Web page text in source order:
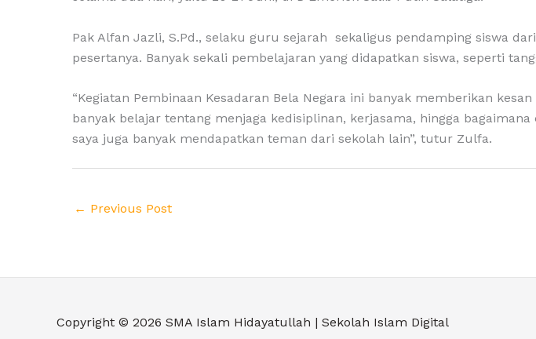
Pak Alfan Jazli, S.Pd., selaku guru sejarah sekaligus pendamping siswa
pesertanya. Banyak sekali pembelajaran yang didapatkan siswa, seperti
“Kegiatan Pembinaan Kesadaran Bela Negara ini banyak memberikan
banyak belajar tentang menjaga kedisiplinan, kerjasama, hingga
saya juga banyak mendapatkan teman dari sekolah lain”, tutur Zulfa.
← Previous Post
Copyright © 2026 SMA Islam Hidayatullah | Sekolah Islam Digital